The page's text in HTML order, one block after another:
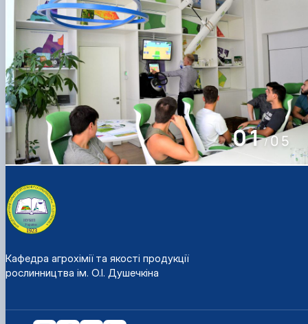
01/05
Кафедра агрохімії та якості продукції
рослинництва ім. О.І. Душечкіна